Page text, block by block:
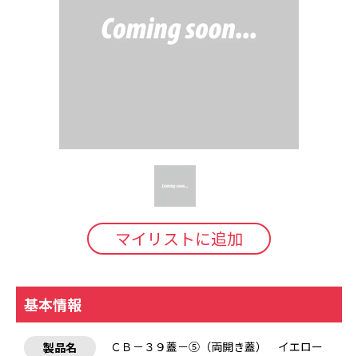
マイリストに追加
基本情報
製品名 ＣＢ－３９蓋－⑤（両開き蓋） イエロー